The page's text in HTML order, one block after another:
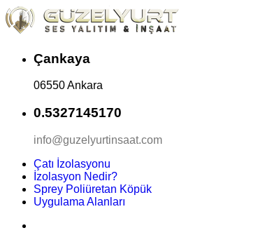
Çankaya
06550 Ankara
0.5327145170
info@guzelyurtinsaat.com
Çatı İzolasyonu
İzolasyon Nedir?
Sprey Poliüretan Köpük
Uygulama Alanları